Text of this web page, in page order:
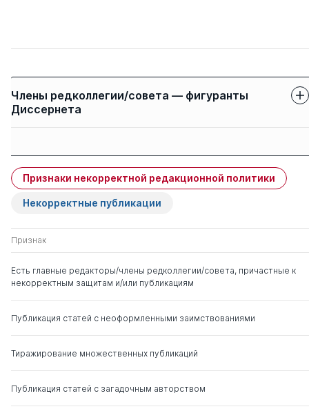
Члены редколлегии/совета — фигуранты
Диссернета
Преображенский Борис
Георгиевич
д. э.н. 0 4
Халий Ирина
Альбертовна
Харламов Андрей
Викторович
д. э.н.
Рисин Игорь Ефимович д. э.н. 0 5
Вертакова Юлия
д. э.н. 0 8
Признаки некорректной редакционной политики
Некорректные публикации
Признак
Есть главные редакторы/члены редколлегии/совета, причастные к
некорректным защитам и/или публикациям
Публикация статей с неоформленными заимствованиями
Тиражирование множественных публикаций
Публикация статей с загадочным авторством